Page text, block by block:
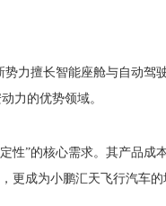
力擅长智能座舱与自动驾
力的优势领域。
性”的核心需求。其产品成
更成为小鹏汇天飞行汽车的